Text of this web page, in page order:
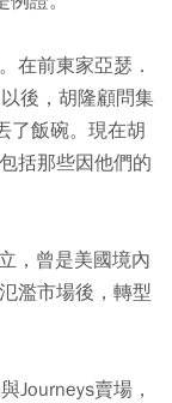
在前東家亞瑟．
後，胡隆顧問集
了飯碗。現在胡
括那些因他們的
，曾是美國境內
濫市場後，轉型
Journeys賣場，